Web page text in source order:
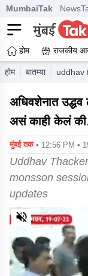
MumbaiTak
होम राजकीय
होम बातम्या uddhav
अधिवशेनात उद्धव
असं काही केलं
मुंबई तक • 12:56 PM •
Uddhav
monsson
updates
0
of
minute,
54
seconds